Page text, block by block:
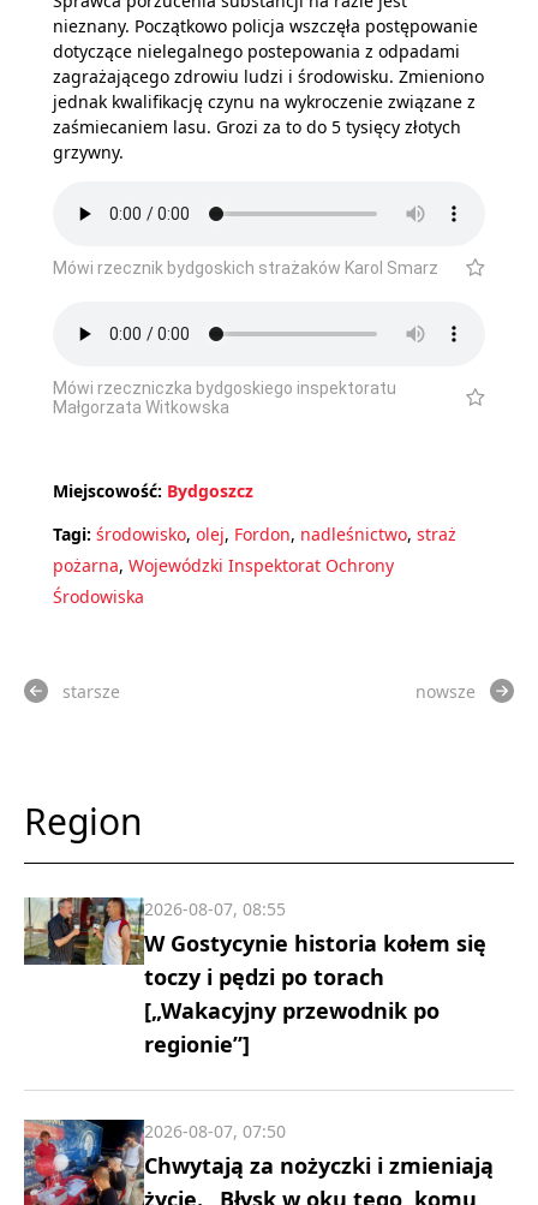
nieznany. Początkowo policja wszczęła postępowanie
dotyczące nielegalnego postepowania z odpadami
zagrażającego zdrowiu ludzi i środowisku. Zmieniono
jednak kwalifikację czynu na wykroczenie związane z
zaśmiecaniem lasu. Grozi za to do 5 tysięcy złotych
grzywny.
Mówi rzecznik bydgoskich strażaków Karol Smarz
Mówi rzeczniczka bydgoskiego inspektoratu
Małgorzata Witkowska
Miejscowość: Bydgoszcz
Tagi: środowisko, olej, Fordon, nadleśnictwo, straż
pożarna, Wojewódzki Inspektorat Ochrony
Środowiska
starsze nowsze
Region
W Gostycynie historia kołem się
toczy i pędzi po torach
[„Wakacyjny przewodnik po
regionie”]
2026-08-07, 08:55
Chwytają za nożyczki i zmieniają
życie. „Błysk w oku tego, komu
2026-08-07, 07:50